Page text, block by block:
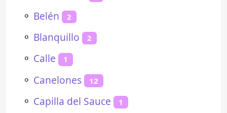
⚬ Belén 2
⚬ Blanquillo 2
⚬ Calle 1
⚬ Canelones 12
⚬ Capilla del Sauce 1